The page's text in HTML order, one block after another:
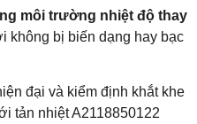
môi trường nhiệt độ thay
không bị biến dạng hay bạc
đại và kiểm định khắt khe
tản nhiệt A2118850122